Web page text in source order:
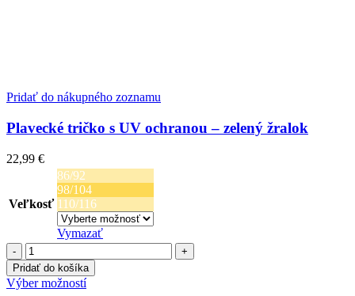
Pridať do nákupného zoznamu
Plavecké tričko s UV ochranou – zelený žralok
22,99 €
Veľkosť
86/92
98/104
110/116
Vymazať
množstvo
Plavecké
tričko
s
Pridať do košíka
Výber možnostíTento